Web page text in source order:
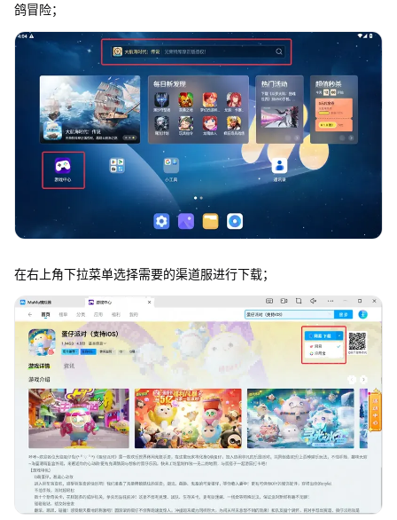
鸽冒险；
在右上角下拉菜单选择需要的渠道服进行下载；